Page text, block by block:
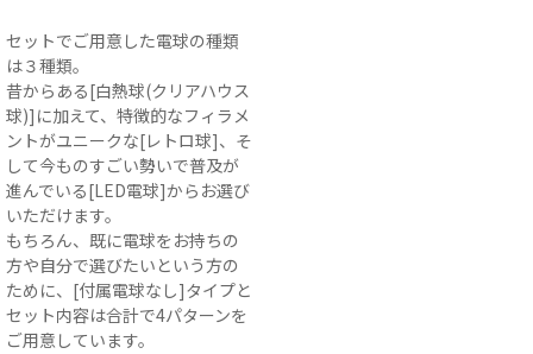
セットでご用意した電球の種類
は３種類。
昔からある[白熱球(クリアハウス
球)]に加えて、特徴的なフィラメ
ントがユニークな[レトロ球]、そ
して今ものすごい勢いで普及が
進んでいる[LED電球]からお選び
いただけます。
もちろん、既に電球をお持ちの
方や自分で選びたいという方の
ために、[付属電球なし]タイプと
セット内容は合計で4パターンを
ご用意しています。